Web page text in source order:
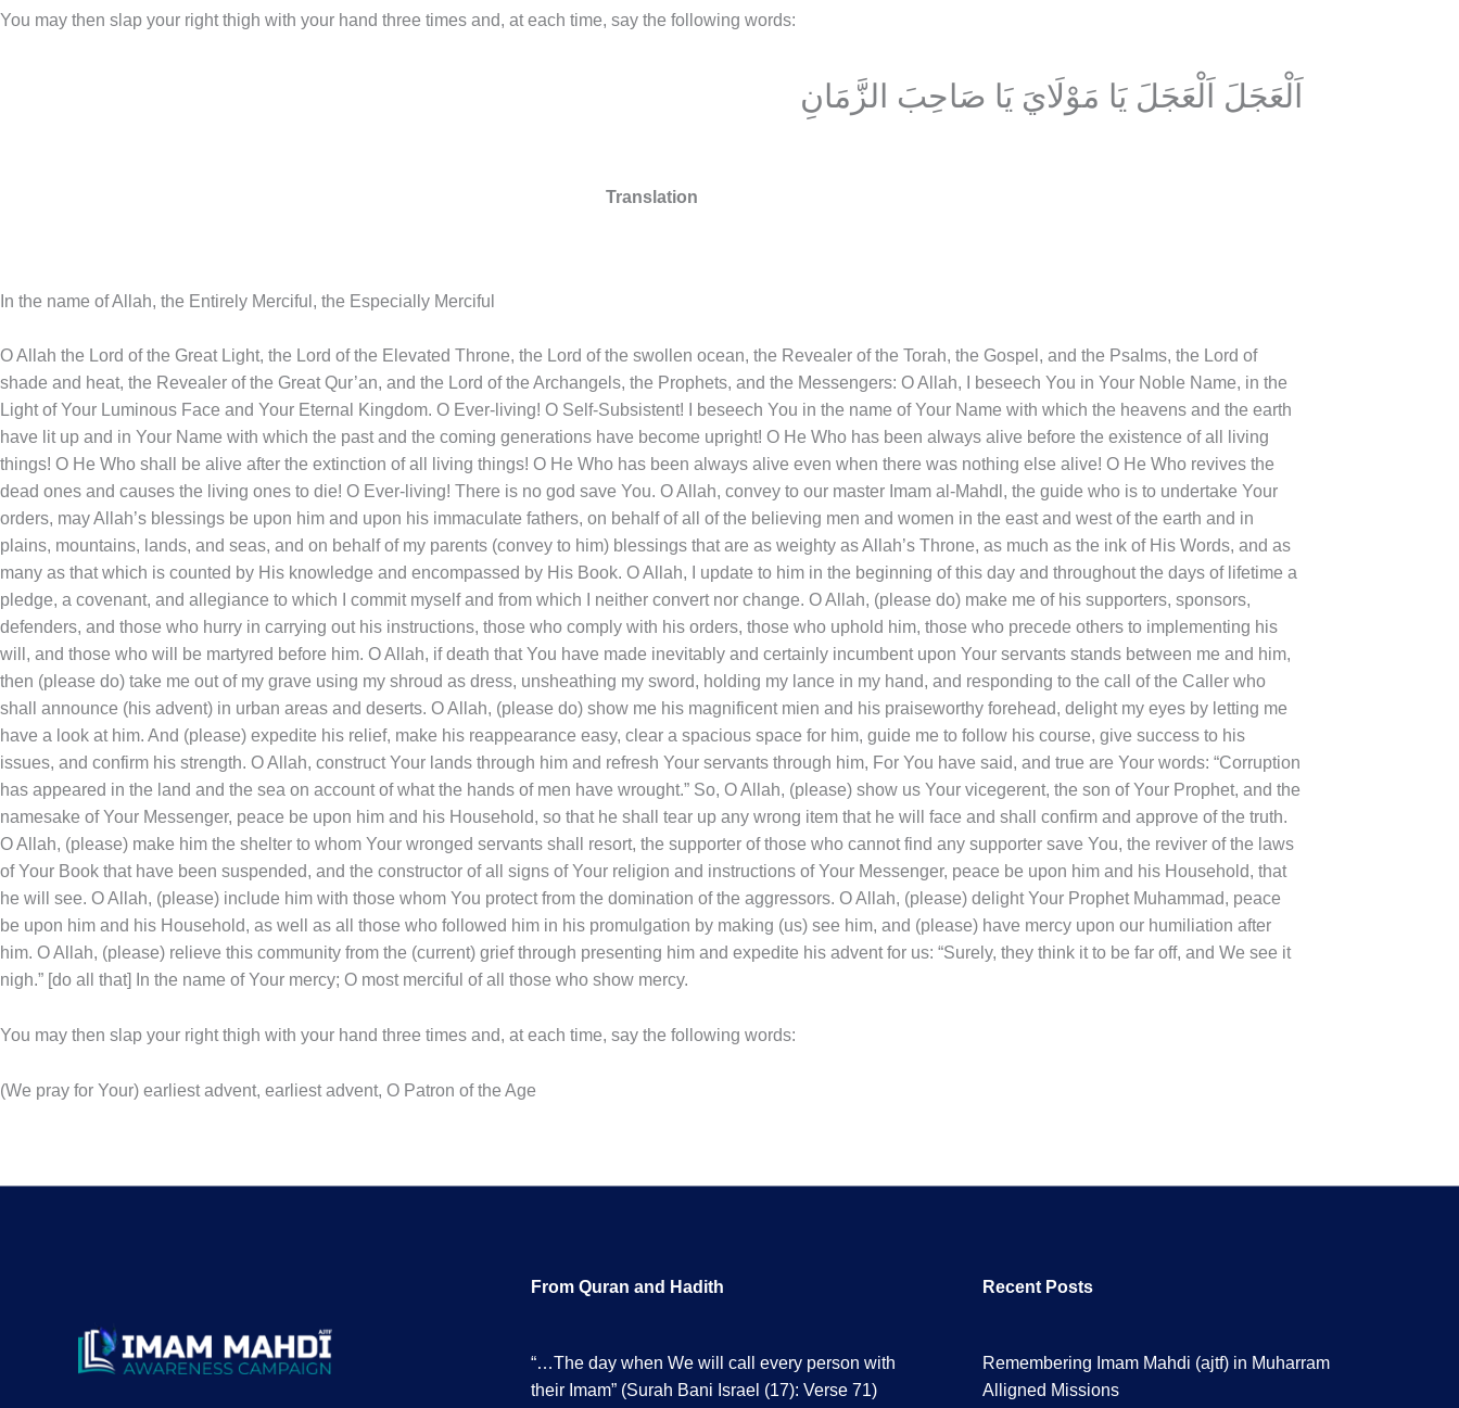
You may then slap your right thigh with your hand three times and, at each time, say the following words:
اَلْعَجَلَ اَلْعَجَلَ يَا مَوْلَايَ يَا صَاحِبَ الزَّمَانِ
Translation
In the name of Allah, the Entirely Merciful, the Especially Merciful
O Allah the Lord of the Great Light, the Lord of the Elevated Throne, the Lord of the swollen ocean, the Revealer of the Torah, the Gospel, and the Psalms, the Lord of
shade and heat, the Revealer of the Great Qur’an, and the Lord of the Archangels, the Prophets, and the Messengers: O Allah, I beseech You in Your Noble Name, in the
Light of Your Luminous Face and Your Eternal Kingdom. O Ever-living! O Self-Subsistent! I beseech You in the name of Your Name with which the heavens and the earth
have lit up and in Your Name with which the past and the coming generations have become upright! O He Who has been always alive before the existence of all living
things! O He Who shall be alive after the extinction of all living things! O He Who has been always alive even when there was nothing else alive! O He Who revives the
dead ones and causes the living ones to die! O Ever-living! There is no god save You. O Allah, convey to our master Imam al-Mahdl, the guide who is to undertake Your
orders, may Allah’s blessings be upon him and upon his immaculate fathers, on behalf of all of the believing men and women in the east and west of the earth and in
plains, mountains, lands, and seas, and on behalf of my parents (convey to him) blessings that are as weighty as Allah’s Throne, as much as the ink of His Words, and as
many as that which is counted by His knowledge and encompassed by His Book. O Allah, I update to him in the beginning of this day and throughout the days of lifetime a
pledge, a covenant, and allegiance to which I commit myself and from which I neither convert nor change. O Allah, (please do) make me of his supporters, sponsors,
defenders, and those who hurry in carrying out his instructions, those who comply with his orders, those who uphold him, those who precede others to implementing his
will, and those who will be martyred before him. O Allah, if death that You have made inevitably and certainly incumbent upon Your servants stands between me and him,
then (please do) take me out of my grave using my shroud as dress, unsheathing my sword, holding my lance in my hand, and responding to the call of the Caller who
shall announce (his advent) in urban areas and deserts. O Allah, (please do) show me his magnificent mien and his praiseworthy forehead, delight my eyes by letting me
have a look at him. And (please) expedite his relief, make his reappearance easy, clear a spacious space for him, guide me to follow his course, give success to his
issues, and confirm his strength. O Allah, construct Your lands through him and refresh Your servants through him, For You have said, and true are Your words: “Corruption
has appeared in the land and the sea on account of what the hands of men have wrought.” So, O Allah, (please) show us Your vicegerent, the son of Your Prophet, and the
namesake of Your Messenger, peace be upon him and his Household, so that he shall tear up any wrong item that he will face and shall confirm and approve of the truth.
O Allah, (please) make him the shelter to whom Your wronged servants shall resort, the supporter of those who cannot find any supporter save You, the reviver of the laws
of Your Book that have been suspended, and the constructor of all signs of Your religion and instructions of Your Messenger, peace be upon him and his Household, that
he will see. O Allah, (please) include him with those whom You protect from the domination of the aggressors. O Allah, (please) delight Your Prophet Muhammad, peace
be upon him and his Household, as well as all those who followed him in his promulgation by making (us) see him, and (please) have mercy upon our humiliation after
him. O Allah, (please) relieve this community from the (current) grief through presenting him and expedite his advent for us: “Surely, they think it to be far off, and We see it
nigh.” [do all that] In the name of Your mercy; O most merciful of all those who show mercy.
You may then slap your right thigh with your hand three times and, at each time, say the following words:
(We pray for Your) earliest advent, earliest advent, O Patron of the Age
From Quran and Hadith
“…The day when We will call every person with
their Imam” (Surah Bani Israel (17): Verse 71)
Recent Posts
Remembering Imam Mahdi (ajtf) in Muharram
Alligned Missions